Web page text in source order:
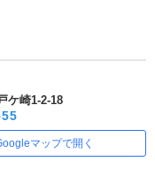
ケ崎1-2-18
マップで開く